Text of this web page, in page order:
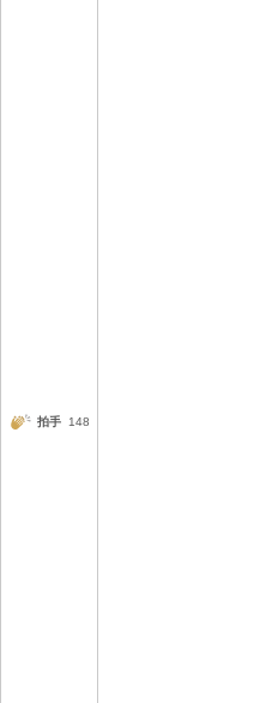
拍手 148